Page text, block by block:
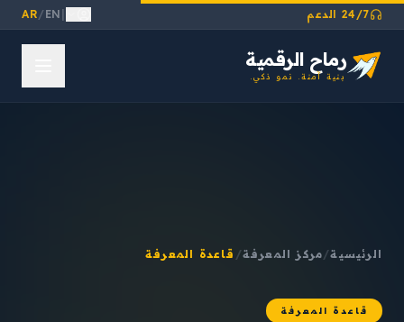
24/7 الدعم EN
/
AR
رماح الرقمية
بنية آمنة. نمو ذكي.
الرئيسية/مركز المعرفة/ قاعدة المعرفة
قاعدة المعرفة